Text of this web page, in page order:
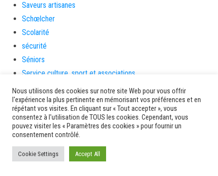
Saveurs artisanes
Schœlcher
Scolarité
sécurité
Séniors
Service culture, sport et associations
Service de l'urbanisme
Services
sinistrés
social
Solidarités
Nous utilisons des cookies sur notre site Web pour vous offrir
l'expérience la plus pertinente en mémorisant vos préférences et en
répétant vos visites. En cliquant sur « Tout accepter », vous
consentez à l'utilisation de TOUS les cookies. Cependant, vous
pouvez visiter les « Paramètres des cookies » pour fournir un
consentement contrôlé.
Cookie Settings Accept All